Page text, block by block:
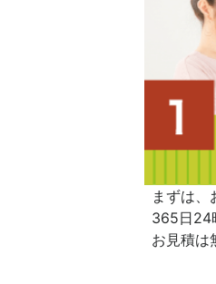
まずは、
365日24
お見積は